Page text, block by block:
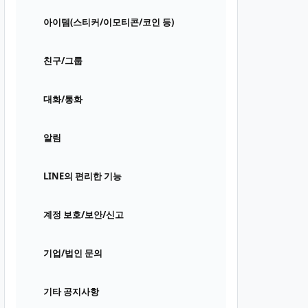
아이템(스티커/이모티콘/코인 등)
친구/그룹
대화/통화
알림
LINE의 편리한 기능
계정 보호/보안/신고
기업/법인 문의
기타 공지사항